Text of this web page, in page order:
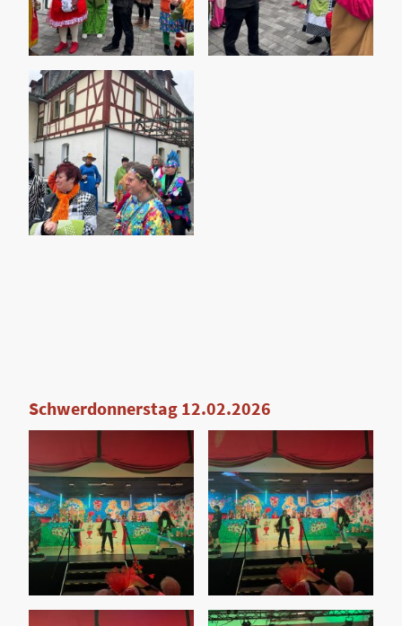
Schwerdonnerstag 12.02.2026